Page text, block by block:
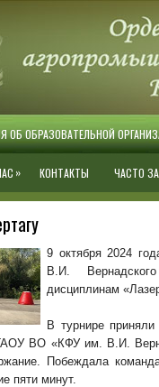
ОБ ОБРАЗОВАТЕЛЬНОЙ
» КОНТАКТЫ ЧАСТО
9 октября 2024
В.И.
дисциплинам
В турнире приняли
ВО «КФУ им. В.И.
Побеждала
пяти минут.